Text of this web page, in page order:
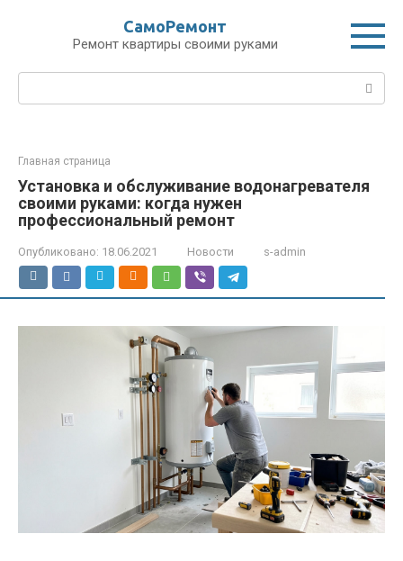
СамоРемонт
Ремонт квартиры своими руками
Поиск:
Главная страница
Установка и обслуживание водонагревателя
своими руками: когда нужен
профессиональный ремонт
Опубликовано: 18.06.2021 Новости s-admin